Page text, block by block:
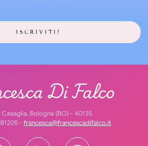
Di Falco
Casaglia, Bologna (BO) - 40135
- francesca@francescadifalco.it